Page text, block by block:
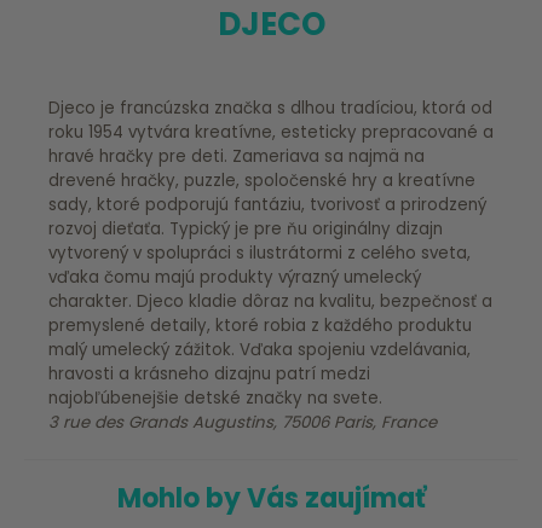
DJECO
Djeco je francúzska značka s dlhou tradíciou, ktorá od
roku 1954 vytvára kreatívne, esteticky prepracované a
hravé hračky pre deti. Zameriava sa najmä na
drevené hračky, puzzle, spoločenské hry a kreatívne
sady, ktoré podporujú fantáziu, tvorivosť a prirodzený
rozvoj dieťaťa. Typický je pre ňu originálny dizajn
vytvorený v spolupráci s ilustrátormi z celého sveta,
vďaka čomu majú produkty výrazný umelecký
charakter. Djeco kladie dôraz na kvalitu, bezpečnosť a
premyslené detaily, ktoré robia z každého produktu
malý umelecký zážitok. Vďaka spojeniu vzdelávania,
hravosti a krásneho dizajnu patrí medzi
najobľúbenejšie detské značky na svete.
3 rue des Grands Augustins, 75006 Paris, France
Mohlo by Vás zaujímať